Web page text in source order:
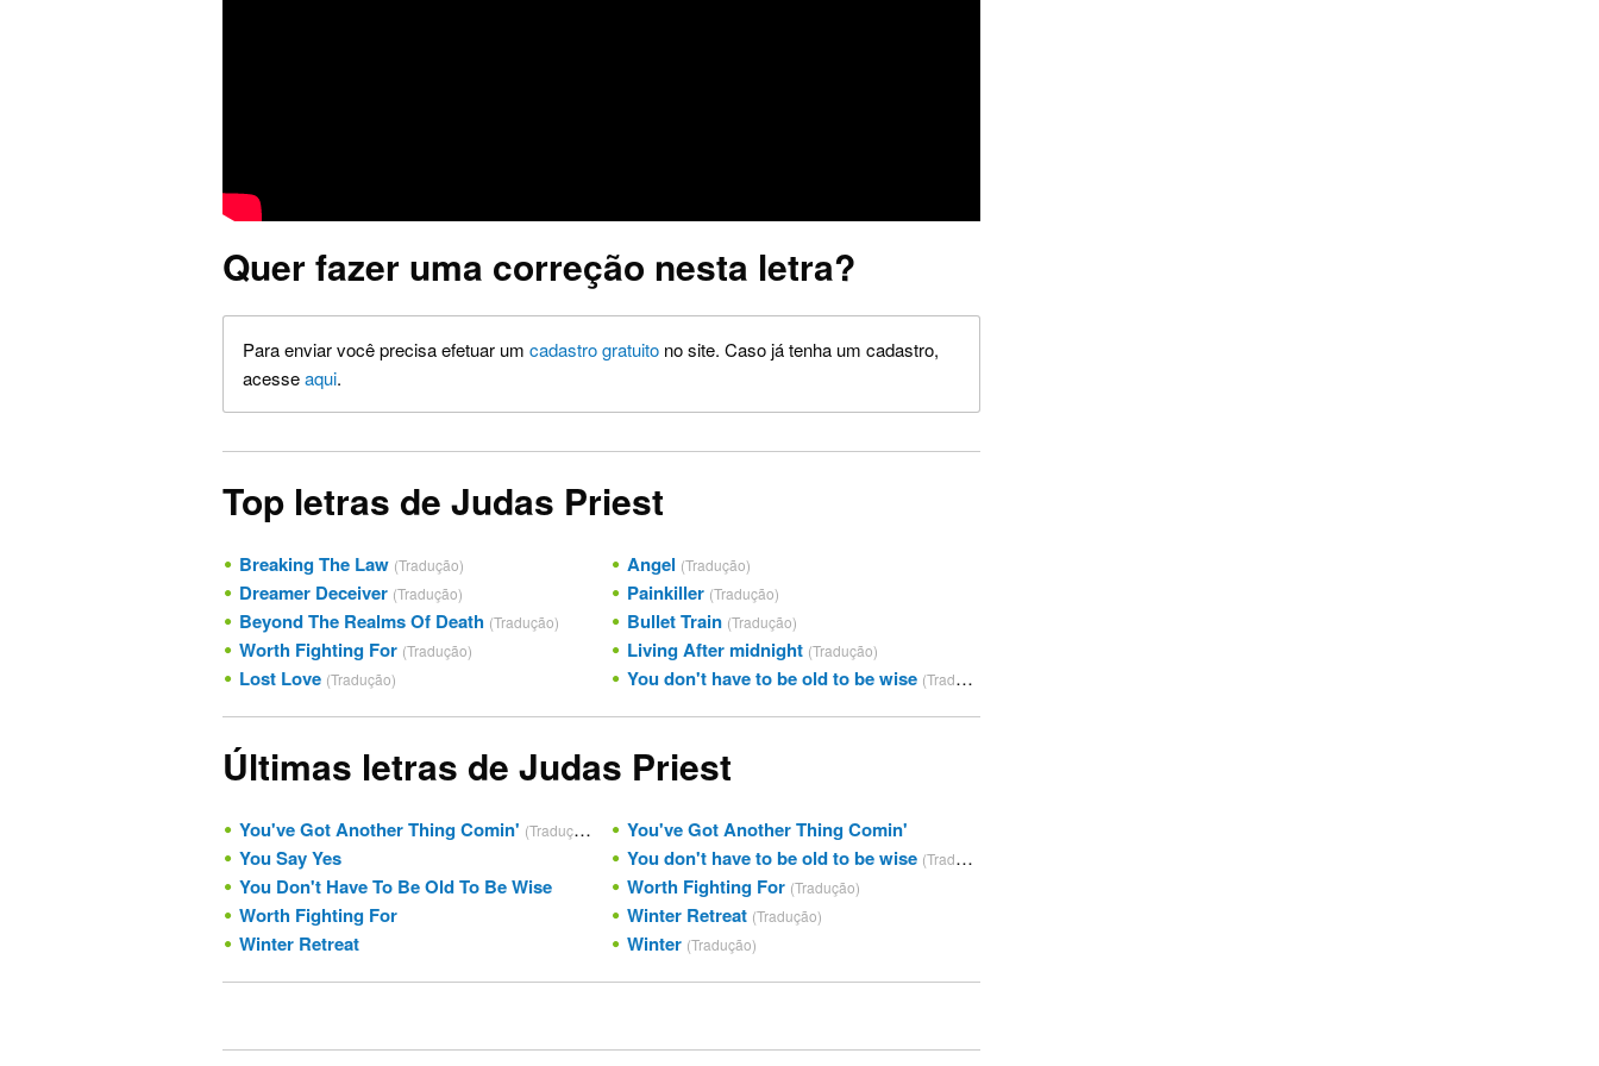
Quer fazer uma correção nesta letra?
Para enviar você precisa efetuar um cadastro gratuito no site. Caso já tenha um cadastro,
acesseaqui.
Top letras de Judas Priest
Breaking The Law (Tradução) Angel (Tradução)
Dreamer Deceiver (Tradução) Painkiller (Tradução)
Beyond The Realms Of Death (Tradução) Bullet Train (Tradução)
Worth Fighting For (Tradução) Living After midnight (Tradução)
Lost Love (Tradução) You don't have to be old to be wise (Tradução)
Últimas letras de Judas Priest
You've Got Another Thing Comin' (Tradução)
You've Got Another Thing Comin'
You Say Yes
You don't have to be old to be wise (Tradução)
You Don't Have To Be Old To Be Wise Worth Fighting For (Tradução)
Worth Fighting For Winter Retreat (Tradução)
Winter Retreat Winter (Tradução)